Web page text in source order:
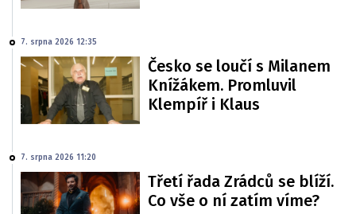
7. srpna 2026 12:35
Česko se loučí s Milanem
Knížákem. Promluvil
Klempíř i Klaus
7. srpna 2026 11:20
Třetí řada Zrádců se blíží.
Co vše o ní zatím víme?